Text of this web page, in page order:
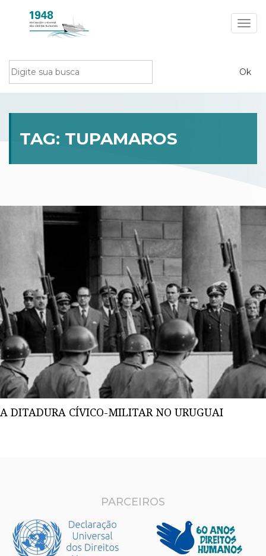
TAG: TUPAMAROS
A DITADURA CÍVICO-MILITAR NO URUGUAI
PARCEIROS